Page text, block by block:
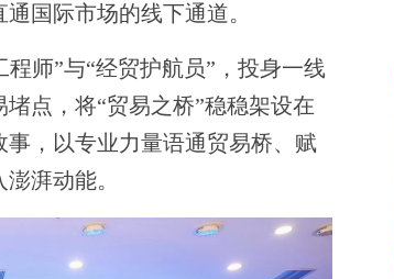
国际市场的线下通道。
程师”与“经贸护航员”，投身一线
点，将“贸易之桥”稳稳架设在
，以专业力量语通贸易桥、赋
湃动能。